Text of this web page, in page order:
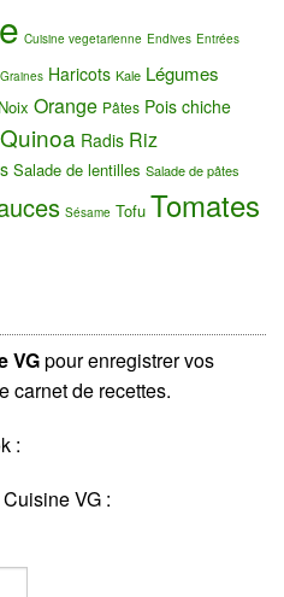
Cuisine vegetarienne Endives Entrées
Graines Haricots Kale Légumes
Noix Orange Pâtes Pois chiche
Quinoa Radis Riz
Salade de lentilles Salade de pâtes
Sésame Tofu Tomates
VGpour enregistrer vos
carnet de recettes.
:
VG :